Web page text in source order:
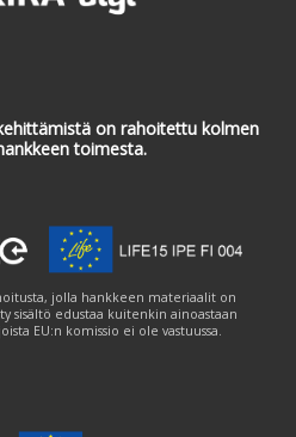
on rahoitettu kolmen
toimesta.
jolla hankkeen materiaalit on
sisältö edustaa kuitenkin ainoastaan
EU:n komissio ei ole vastuussa.